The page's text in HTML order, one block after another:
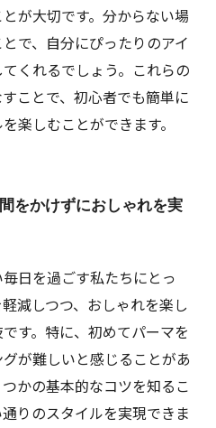
が大切です。分からない場
で、自分にぴったりのアイ
くれるでしょう。これらの
ことで、初心者でも簡単に
楽しむことができます。
をかけずにおしゃれを実
日を過ごす私たちにとっ
減しつつ、おしゃれを楽し
す。特に、初めてパーマを
が難しいと感じることがあ
かの基本的なコツを知るこ
りのスタイルを実現できま